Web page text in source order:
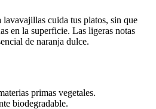
lavavajillas cuida tus platos, sin que
en la superficie. Las ligeras notas
de naranja dulce.
primas vegetales.
biodegradable.